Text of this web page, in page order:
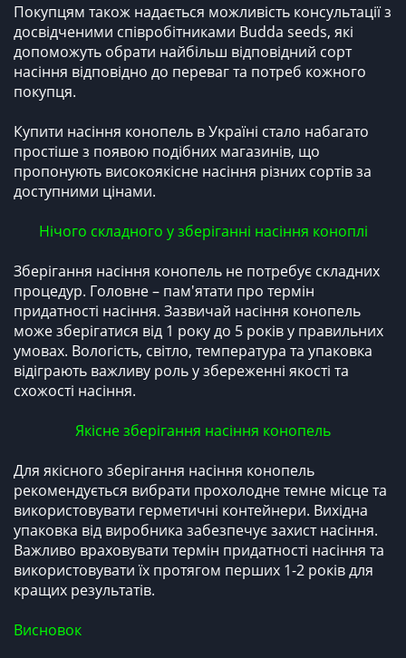
Покупцям також надається можливість консультації з
досвідченими співробітниками Budda seeds, які
допоможуть обрати найбільш відповідний сорт
насіння відповідно до переваг та потреб кожного
покупця.
Купити насіння конопель в Україні стало набагато
простіше з появою подібних магазинів, що
пропонують високоякісне насіння різних сортів за
доступними цінами.
Нічого складного у зберіганні насіння коноплі
Зберігання насіння конопель не потребує складних
процедур. Головне – пам'ятати про термін
придатності насіння. Зазвичай насіння конопель
може зберігатися від 1 року до 5 років у правильних
умовах. Вологість, світло, температура та упаковка
відіграють важливу роль у збереженні якості та
схожості насіння.
Якісне зберігання насіння конопель
Для якісного зберігання насіння конопель
рекомендується вибрати прохолодне темне місце та
використовувати герметичні контейнери. Вихідна
упаковка від виробника забезпечує захист насіння.
Важливо враховувати термін придатності насіння та
використовувати їх протягом перших 1-2 років для
кращих результатів.
Висновок